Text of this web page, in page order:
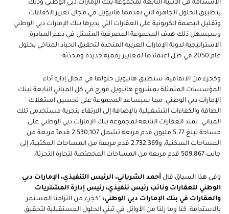
الاستدامة في الأبنية التابعة لمجموعة بنك الإمارات دبي الوطني وذلك
بتطبيق الحلول الجاهزة التي تقدمها هانيويل في مجال تعزيز الكفاءات
وتقليل البصمة الكربونية على العقارات التي يديرها بنك الإمارات دبي الوطني.
وسيسهل ذلك هدف المجموعة المصرفية المتمثل في دعم المبادرة
الاستراتيجية لدولة الإمارات العربية المتحدة لتحقيق الحياد المناخي بحلول
عام 2050 في ظل اعتمادها لمعايير رقمية جديدة ومحدّثة.
وكجزء من الاتفاقية، ستطبق هانيويل حلولها في مجال إدارة أداء
المؤسسات المتمثلة بمشروع هانيويل فورج في كل المباني التابعة لبنك
الإمارات دبي الوطني، مما سيساعد المجموعة على تحسين استهلاك
الطاقة والكفاءات التشغيلية بالإضافة إلى الارتقاء بتجربة مستخدمي تلك
المباني. تمتد العقارات التابعة لمجموعة بنك الإمارات دبي الوطني على
مساحة تبلغ 5.77 مليون قدم مربعة تشمل 2,530,107 قدماً مربعة من
المساحات السكنية، و2,732,369 قدم مربعة من المساحات المكتبية، إلى
جانب 509,867 قدم مربعة من المساحات المخصّصة لتجارة التجزئة.
وفي هذا السياق قال أحمد الشرياني، الرئيس التنفيذي، الإمارات دبي
الوطني للعقارات ونائب رئيس تنفيذي، رئيس إدارة المشتريات
والعقارات في بنك الإمارات دبي الوطني: "كجزء من التزامنا المستمر
بالاستدامة، كنا وما زلنا من الأوائل في تبني الحلول المستقبلية لتحقيق